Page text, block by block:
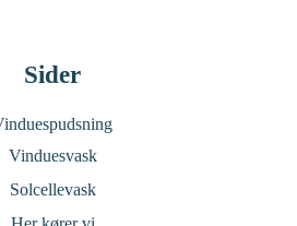
Sider
Vinduesvask
Solcellevask